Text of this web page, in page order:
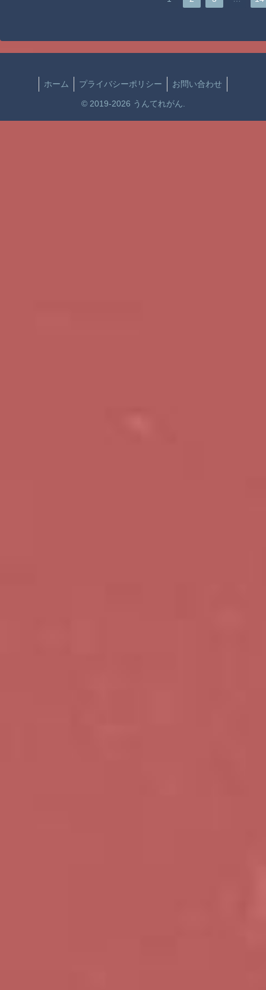
ホーム プライバシーポリシー お問い合わせ
© 2019-2026 うんてれがん.